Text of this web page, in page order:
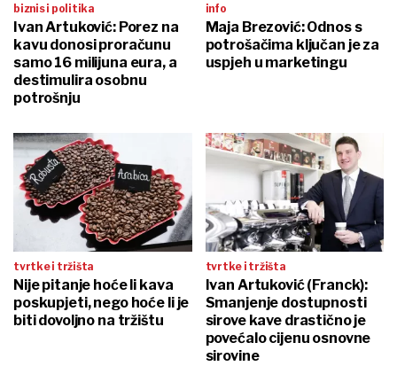
biznis i politika
Ivan Artuković: Porez na
kavu donosi proračunu
samo 16 milijuna eura, a
destimulira osobnu
potrošnju
info
Maja Brezović: Odnos s
potrošačima ključan je za
uspjeh u marketingu
tvrtke i tržišta
Nije pitanje hoće li kava
poskupjeti, nego hoće li je
biti dovoljno na tržištu
tvrtke i tržišta
Ivan Artuković (Franck):
Smanjenje dostupnosti
sirove kave drastično je
povećalo cijenu osnovne
sirovine